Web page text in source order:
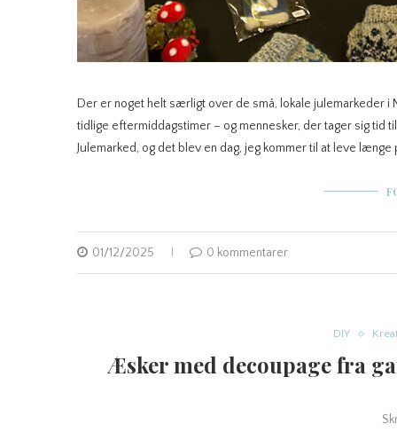
Der er noget helt særligt over de små, lokale julemarkeder
tidlige eftermiddagstimer – og mennesker, der tager sig tid
Julemarked, og det blev en dag, jeg kommer til at leve længe
01/12/2025 0 kommentarer
DIY
Æsker med decoupage fra